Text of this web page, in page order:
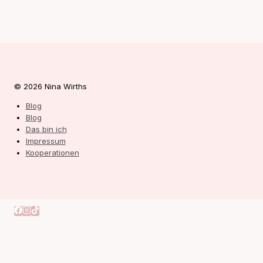
© 2026 Nina Wirths
Blog
Blog
Das bin ich
Impressum
Kooperationen